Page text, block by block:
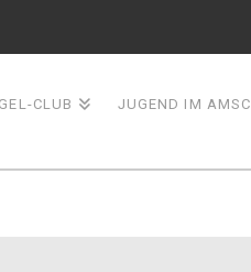
CLUB JUGEND IM AMSC